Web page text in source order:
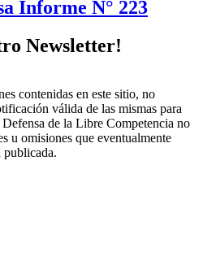
Informe N° 223
Newsletter!
contenidas en este sitio, no
válida de las mismas para
de la Libre Competencia no
u omisiones que eventualmente
publicada.